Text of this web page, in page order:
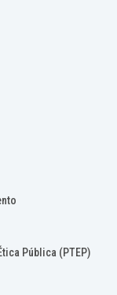
Pública (PTEP)